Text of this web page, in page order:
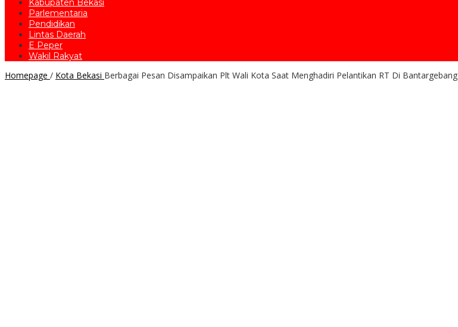
Kabupaten Bekasi
Parlementaria
Pendidikan
Lintas Daerah
E Peper
Wakil Rakyat
Homepage / Kota Bekasi Berbagai Pesan Disampaikan Plt Wali Kota Saat Menghadiri Pelantikan RT Di Bantargebang